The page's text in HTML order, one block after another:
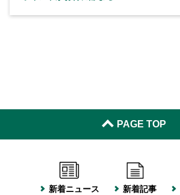
PAGE TOP
新着ニュース 新着記事